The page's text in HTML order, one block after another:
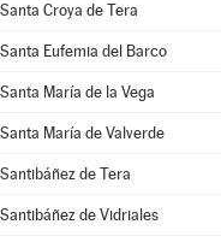
Santa Croya de Tera
Santa Eufemia del Barco
Santa María de la Vega
Santa María de Valverde
Santibáñez de Tera
Santibáñez de Vidriales